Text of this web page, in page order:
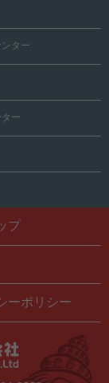
ター
ー
プ
ーポリシー